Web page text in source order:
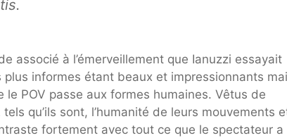
associé à l’émerveillement que Ianuzzi essayait
informes étant beaux et impressionnants
POV passe aux formes humaines. Vêtus de
qu’ils sont, l’humanité de leurs mouvements
fortement avec tout ce que le spectateur a